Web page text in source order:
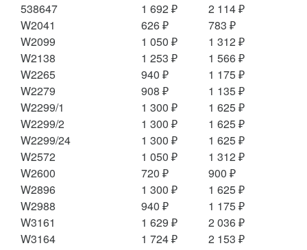
538647 1 692 ₽
2 114 ₽
W2041
626 ₽
783 ₽
W2099
1 050 ₽
1 312 ₽
W2138
1 253 ₽
1 566 ₽
W2265
940 ₽
1 175 ₽
W2279
908 ₽
1 135 ₽
W2299/1
1 300 ₽
1 625 ₽
W2299/2
1 300 ₽
1 625 ₽
W2299/24
1 300 ₽
1 625 ₽
W2572
1 050 ₽
1 312 ₽
W2600
720 ₽
900 ₽
W2896
1 300 ₽
1 625 ₽
W2988
940 ₽
1 175 ₽
W3161
1 629 ₽
2 036 ₽
W3164
1 724 ₽
2 153 ₽